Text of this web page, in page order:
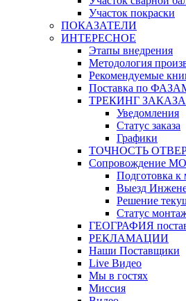
Участок покраски
ПОКАЗАТЕЛИ
ИНТЕРЕСНОЕ
Этапы внедрения
Методология
Рекомендуемые
Поставка по
ТРЕКИНГ ЗАКАЗА
Уведомления
Статус заказа
Графики
ТОЧНОСТЬ
Сопровождение
Подготовка к
Выезд
Решение
Статус
ГЕОГРАФИЯ
РЕКЛАМАЦИИ
Наши Поставщики
Live Видео
Мы в гостях
Миссия